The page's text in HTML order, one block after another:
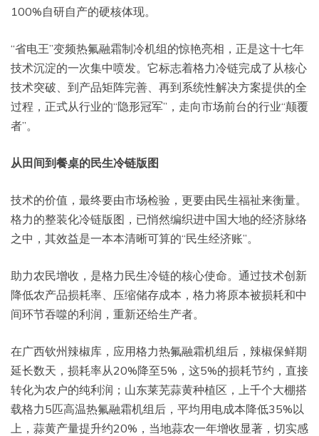
100%自研自产的硬核体现。
“省电王”变频热氟融霜制冷机组的惊艳亮相，正是这十七年
技术沉淀的一次集中喷发。它标志着格力冷链完成了从核心
技术突破、到产品矩阵完善、再到系统性解决方案提供的全
过程，正式从行业的“隐形冠军”，走向市场前台的行业“颠覆
者”。
从田间到餐桌的民生冷链版图
技术的价值，最终要由市场检验，更要由民生福祉来衡量。
格力的整装化冷链版图，已悄然编织进中国大地的经济脉络
之中，其效益是一本本清晰可算的“民生经济账”。
助力农民增收，是格力民生冷链的核心使命。通过技术创新
降低农产品损耗率、压缩储存成本，格力将原本被损耗和中
间环节吞噬的利润，重新还给生产者。
在广西钦州辣椒库，应用格力热氟融霜机组后，辣椒保鲜期
延长数天，损耗率从20%降至5%，这5%的损耗节约，直接
转化为农户的纯利润；山东莱芜蒜黄种植区，上千个大棚搭
载格力5匹高温热氟融霜机组后，平均用电成本降低35%以
上，蒜黄产量提升约20%，当地蒜农一年增收显著，切实感